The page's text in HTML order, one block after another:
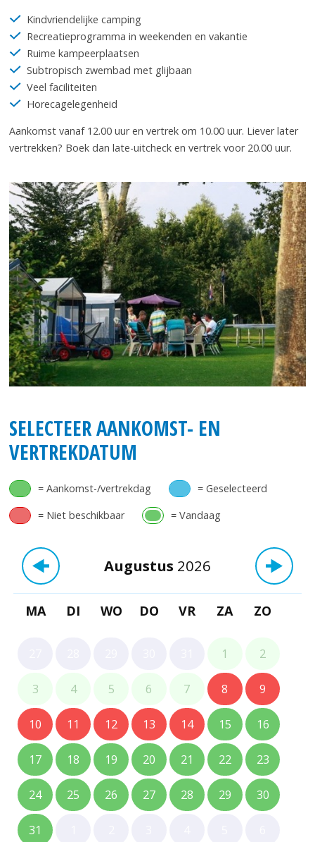
Kindvriendelijke camping
Recreatieprogramma in weekenden en vakantie
Ruime kampeerplaatsen
Subtropisch zwembad met glijbaan
Veel faciliteiten
Horecagelegenheid
Aankomst vanaf 12.00 uur en vertrek om 10.00 uur. Liever later
vertrekken? Boek dan late-uitcheck en vertrek voor 20.00 uur.
SELECTEER AANKOMST- EN
VERTREKDATUM
= Aankomst-/vertrekdag = Geselecteerd
= Niet beschikbaar = Vandaag
Augustus 2026
MA DI WO DO VR ZA ZO
1 2
3 4 5 6 7 8 9
10 11 12 13 14 15 16
17 18 19 20 21 22 23
24 25 26 27 28 29 30
31